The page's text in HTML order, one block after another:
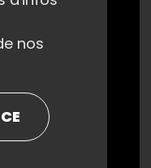
nos